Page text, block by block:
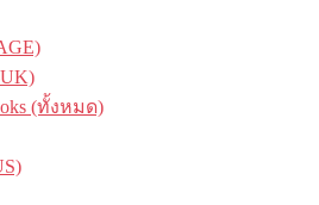
(ทั้งหมด)